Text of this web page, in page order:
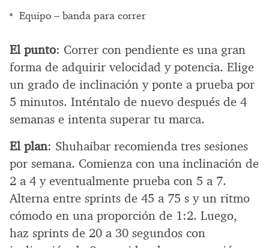
Equipo – banda para correr
El punto: Correr con pendiente es una gran
forma de adquirir velocidad y potencia. Elige
un grado de inclinación y ponte a prueba por
5 minutos. Inténtalo de nuevo después de 4
semanas e intenta superar tu marca.
El plan: Shuhaibar recomienda tres sesiones
por semana. Comienza con una inclinación de
2 a 4 y eventualmente prueba con 5 a 7.
Alterna entre sprints de 45 a 75 s y un ritmo
cómodo en una proporción de 1:2. Luego,
haz sprints de 20 a 30 segundos con